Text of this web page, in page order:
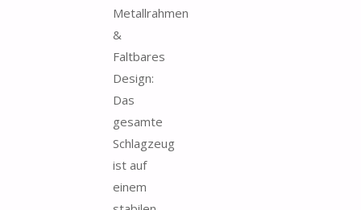
Metallrahmen
&
Faltbares
Design:
Das
gesamte
Schlagzeug
ist auf
einem